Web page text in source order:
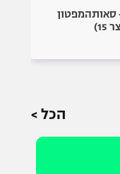
סאותהמפטון
הכל >